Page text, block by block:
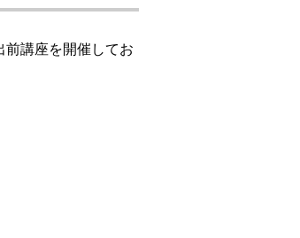
前講座を開催してお